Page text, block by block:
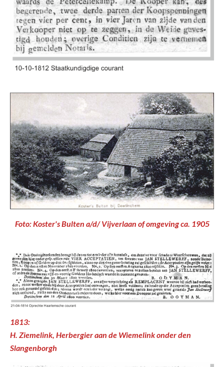
Foto: Koster's Bulten a/d/ Vijverlaan of omgeving ca. 1905
1813:
H. Ziemelink, Herbergier aan de Wiemelink onder den
Slangenborgh